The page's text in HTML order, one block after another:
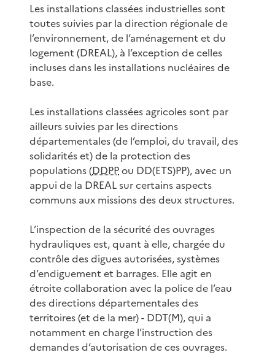
Les installations classées industrielles sont
toutes suivies par la direction régionale de
l’environnement, de l’aménagement et du
logement (DREAL), à l’exception de celles
incluses dans les installations nucléaires de
base.
Les installations classées agricoles sont par
ailleurs suivies par les directions
départementales (de l’emploi, du travail, des
solidarités et) de la protection des
populations (DDPPou DD(ETS)PP), avec un
appui de la DREAL sur certains aspects
communs aux missions des deux structures.
L’inspection de la sécurité des ouvrages
hydrauliques est, quant à elle, chargée du
contrôle des digues autorisées, systèmes
d’endiguement et barrages. Elle agit en
étroite collaboration avec la police de l’eau
des directions départementales des
territoires (et de la mer) - DDT(M), qui a
notamment en charge l’instruction des
demandes d’autorisation de ces ouvrages.